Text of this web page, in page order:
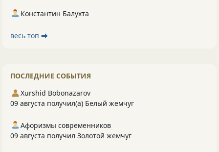
Константин Балухта
весь топ ⮕
ПОСЛЕДНИЕ СОБЫТИЯ
Xurshid Bobonazarov
09 августа получил(а) Белый жемчуг
Афоризмы современников
09 августа получил Золотой жемчуг